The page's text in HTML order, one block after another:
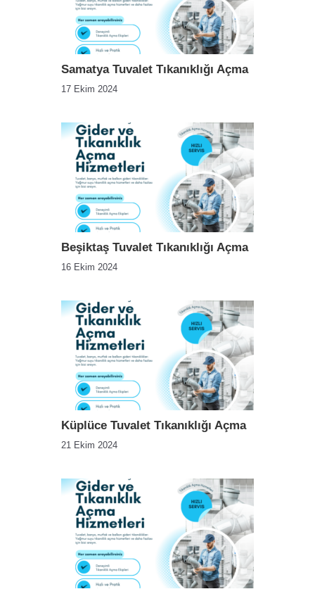
Samatya Tuvalet Tıkanıklığı Açma
17 Ekim 2024
Beşiktaş Tuvalet Tıkanıklığı Açma
16 Ekim 2024
Küplüce Tuvalet Tıkanıklığı Açma
21 Ekim 2024